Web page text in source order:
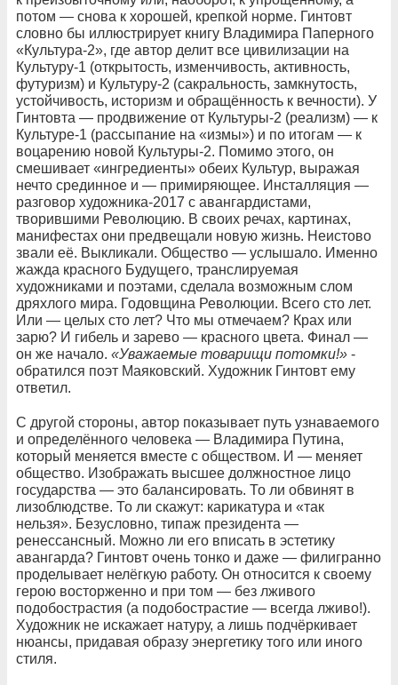
потом — снова к хорошей, крепкой норме. Гинтовт
словно бы иллюстрирует книгу Владимира Паперного
«Культура-2», где автор делит все цивилизации на
Культуру-1 (открытость, изменчивость, активность,
футуризм) и Культуру-2 (сакральность, замкнутость,
устойчивость, историзм и обращённость к вечности). У
Гинтовта — продвижение от Культуры-2 (реализм) — к
Культуре-1 (рассыпание на «измы») и по итогам — к
воцарению новой Культуры-2. Помимо этого, он
смешивает «ингредиенты» обеих Культур, выражая
нечто срединное и — примиряющее. Инсталляция —
разговор художника-2017 с авангардистами,
творившими Революцию. В своих речах, картинах,
манифестах они предвещали новую жизнь. Неистово
звали её. Выкликали. Общество — услышало. Именно
жажда красного Будущего, транслируемая
художниками и поэтами, сделала возможным слом
дряхлого мира. Годовщина Революции. Всего сто лет.
Или — целых сто лет? Что мы отмечаем? Крах или
зарю? И гибель и зарево — красного цвета. Финал —
он же начало. «Уважаемые товарищи потомки!» -
обратился поэт Маяковский. Художник Гинтовт ему
ответил.
С другой стороны, автор показывает путь узнаваемого
и определённого человека — Владимира Путина,
который меняется вместе с обществом. И — меняет
общество. Изображать высшее должностное лицо
государства — это балансировать. То ли обвинят в
лизоблюдстве. То ли скажут: карикатура и «так
нельзя». Безусловно, типаж президента —
ренессансный. Можно ли его вписать в эстетику
авангарда? Гинтовт очень тонко и даже — филигранно
проделывает нелёгкую работу. Он относится к своему
герою восторженно и при том — без лживого
подобострастия (а подобострастие — всегда лживо!).
Художник не искажает натуру, а лишь подчёркивает
нюансы, придавая образу энергетику того или иного
стиля.